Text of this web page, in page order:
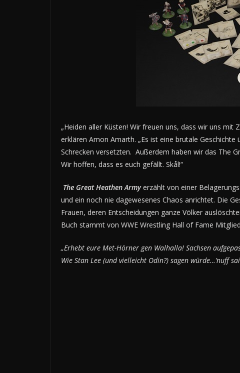
„Heiden aller Küsten! Wir freuen uns, dass wir uns
erklären Amon Amarth. „Es ist eine brutale
Schrecken versetzten. Außerdem haben wir das The
Wir hoffen, dass es euch gefällt. Skål!“
The Great Heathen Armyerzählt von einer
und ein noch nie dagewesenes Chaos anrichtet. Die
Frauen, deren Entscheidungen ganze Völker
Buch stammt von WWE Wrestling Hall of Fame
„Erhebt eure Met-Hörner gen Walhalla! Sachsen
Wie Stan Lee (und vielleicht Odin?) sagen würde…’nuff